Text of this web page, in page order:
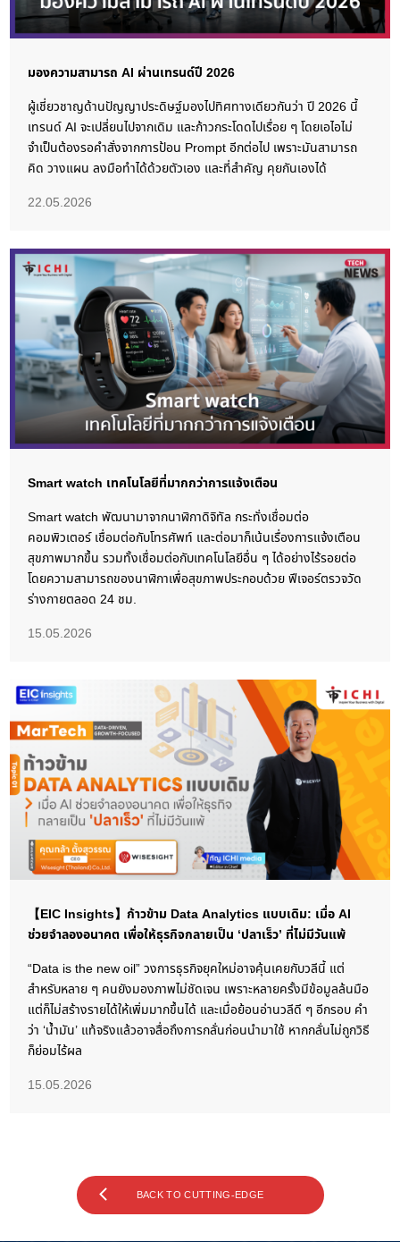
มองความสามารถ AI ผ่านเทรนด์ปี 2026
ผู้เชี่ยวชาญด้านปัญญาประดิษฐ์มองไปทิศทางเดียวกันว่า ปี 2026 นี้
เทรนด์ AI จะเปลี่ยนไปจากเดิม และก้าวกระโดดไปเรื่อย ๆ โดยเอไอไม่
จำเป็นต้องรอคำสั่งจากการป้อน Prompt อีกต่อไป เพราะมันสามารถ
คิด วางแผน ลงมือทำได้ด้วยตัวเอง และที่สำคัญ คุยกันเองได้
22.05.2026
Smart watch เทคโนโลยีที่มากกว่าการแจ้งเตือน
Smart watch พัฒนามาจากนาฬิกาดิจิทัล กระทั่งเชื่อมต่อ
คอมพิวเตอร์ เชื่อมต่อกับโทรศัพท์ และต่อมาก็เน้นเรื่องการแจ้งเตือน
สุขภาพมากขึ้น รวมทั้งเชื่อมต่อกับเทคโนโลยีอื่น ๆ ได้อย่างไร้รอยต่อ
โดยความสามารถของนาฬิกาเพื่อสุขภาพประกอบด้วย ฟีเจอร์ตรวจวัด
ร่างกายตลอด 24 ชม.
15.05.2026
【EIC Insights】ก้าวข้าม Data Analytics แบบเดิม: เมื่อ AI
ช่วยจำลองอนาคต เพื่อให้ธุรกิจกลายเป็น ‘ปลาเร็ว’ ที่ไม่มีวันแพ้
“Data is the new oil” วงการธุรกิจยุคใหม่อาจคุ้นเคยกับวลีนี้ แต่
สำหรับหลาย ๆ คนยังมองภาพไม่ชัดเจน เพราะหลายครั้งมีข้อมูลล้นมือ
แต่ก็ไม่สร้างรายได้ให้เพิ่มมากขึ้นได้ และเมื่อย้อนอ่านวลีดี ๆ อีกรอบ คำ
ว่า ‘น้ำมัน’ แท้จริงแล้วอาจสื่อถึงการกลั่นก่อนนำมาใช้ หากกลั่นไม่ถูกวิธี
ก็ย่อมไร้ผล
15.05.2026
BACK TO CUTTING-EDGE